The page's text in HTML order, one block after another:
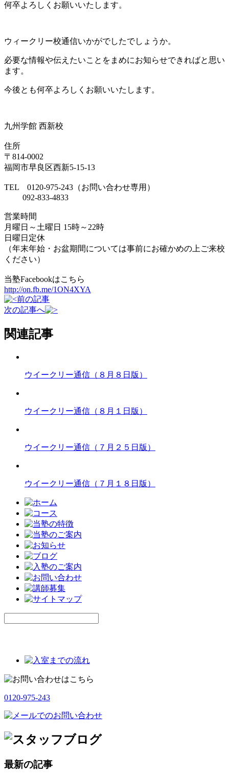
何卒よろしくお願いいたします。
ウィークリー校通信いかがでしたでしょうか。
必要な情報や伝えたいことをまめにお知らせできればと思い
ます。
今後とも何卒よろしくお願いいたします。
九州学館 西新校
住所
〒814-0002
福岡市早良区西新5-15-13
TEL 0120-975-243（お問い合わせ専用）
092-833-4833
営業時間
月曜日～土曜日 15時～22時
日曜日定休
（年末年始・お盆期間については事前にお確かめの上ご来校
ください）
当塾Facebookはこちら
http://on.fb.me/1ON4XYA
前の記事
次の記事へ
関連記事
ウイークリー通信（８月８日版）
ウイークリー通信（８月１日版）
ウイークリー通信（７月２５日版）
ウイークリー通信（７月１８日版）
0120-975-243
最新の記事